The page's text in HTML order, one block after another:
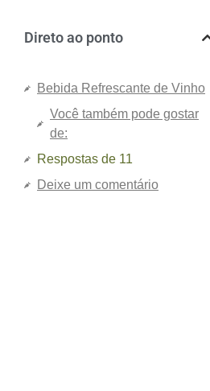
Direto ao ponto
Bebida Refrescante de Vinho
Você também pode gostar
de:
Respostas de 11
Deixe um comentário